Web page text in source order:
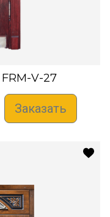
FRM-V-27
Заказать